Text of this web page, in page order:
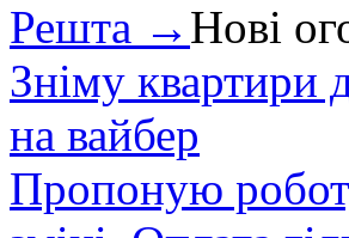
Решта → Нові
Зніму квартири
на вайбер
Пропоную